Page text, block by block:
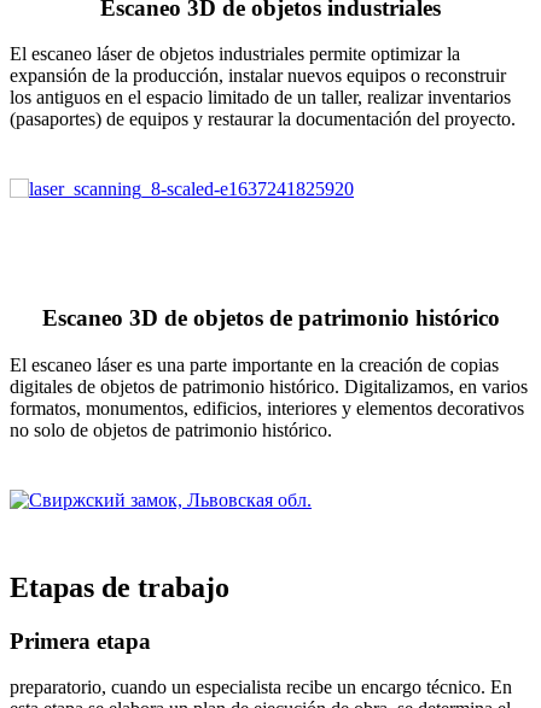
Escaneo 3D de objetos industriales
El escaneo láser de objetos industriales permite optimizar la
expansión de la producción, instalar nuevos equipos o reconstruir
los antiguos en el espacio limitado de un taller, realizar inventarios
(pasaportes) de equipos y restaurar la documentación del proyecto.
Escaneo 3D de objetos de patrimonio histórico
El escaneo láser es una parte importante en la creación de copias
digitales de objetos de patrimonio histórico. Digitalizamos, en varios
formatos, monumentos, edificios, interiores y elementos decorativos
no solo de objetos de patrimonio histórico.
Etapas de trabajo
Primera etapa
preparatorio, cuando un especialista recibe un encargo técnico. En